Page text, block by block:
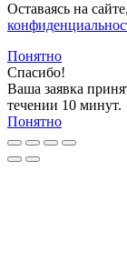
Оставаясь на
Понятно
Спасибо!
Ваша заявка
течении 10 минут.
Понятно